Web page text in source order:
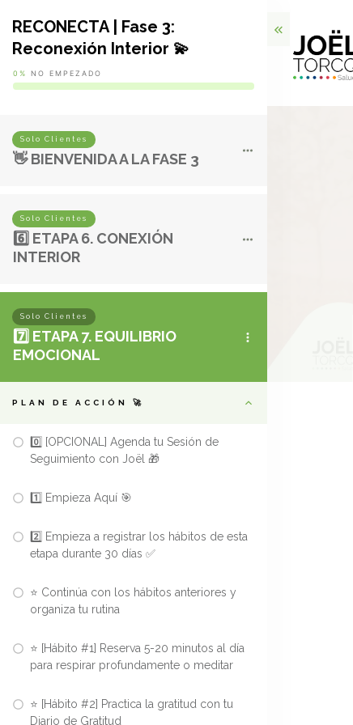
RECONECTA | Fase 3:
Reconexión Interior 💫
0% NO EMPEZADO
Solo Clientes
👋 BIENVENIDA A LA FASE 3
Solo Clientes
6️⃣ ETAPA 6. CONEXIÓN
INTERIOR
Solo Clientes
7️⃣ ETAPA 7. EQUILIBRIO
EMOCIONAL
PLAN DE ACCIÓN 🚀
0️⃣ [OPCIONAL] Agenda tu Sesión de
Seguimiento con Joël 🎁
1️⃣ Empieza Aquí 🎯
2️⃣ Empieza a registrar los hábitos de esta
etapa durante 30 días ✅
⭐ Continúa con los hábitos anteriores y
organiza tu rutina
⭐ [Hábito #1] Reserva 5-20 minutos al día
para respirar profundamente o meditar
⭐ [Hábito #2] Practica la gratitud con tu
Diario de Gratitud